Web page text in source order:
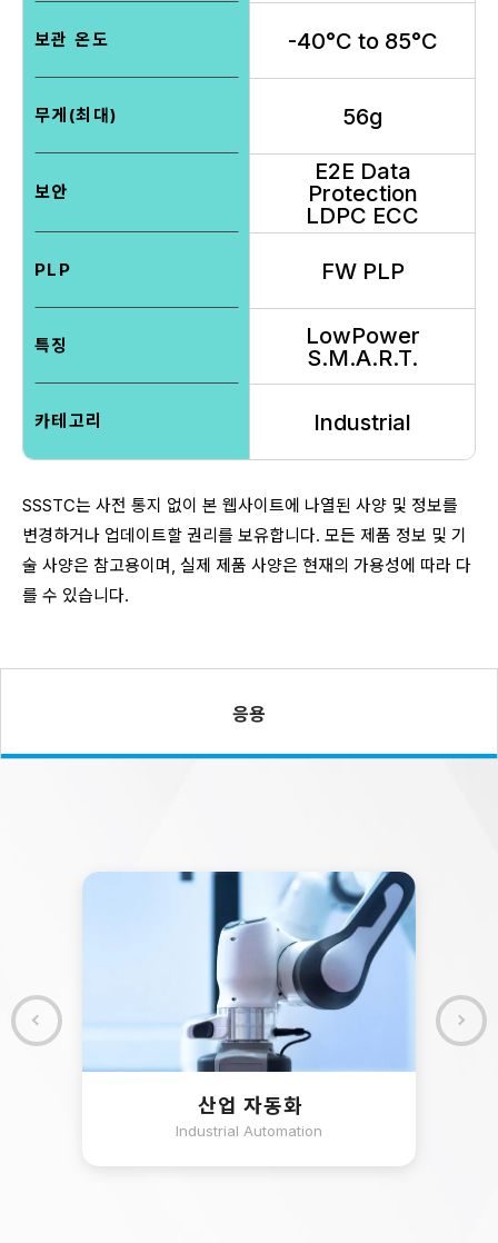
보관 온도 -40°C to 85°C
무게(최대) 56g
보안
E2E Data
Protection
LDPC ECC
PLP FW PLP
특징
LowPower
S.M.A.R.T.
카테고리 Industrial
SSSTC는 사전 통지 없이 본 웹사이트에 나열된 사양 및 정보를
변경하거나 업데이트할 권리를 보유합니다. 모든 제품 정보 및 기
술 사양은 참고용이며, 실제 제품 사양은 현재의 가용성에 따라 다
를 수 있습니다.
응용
산업 자동화
Industrial Automation